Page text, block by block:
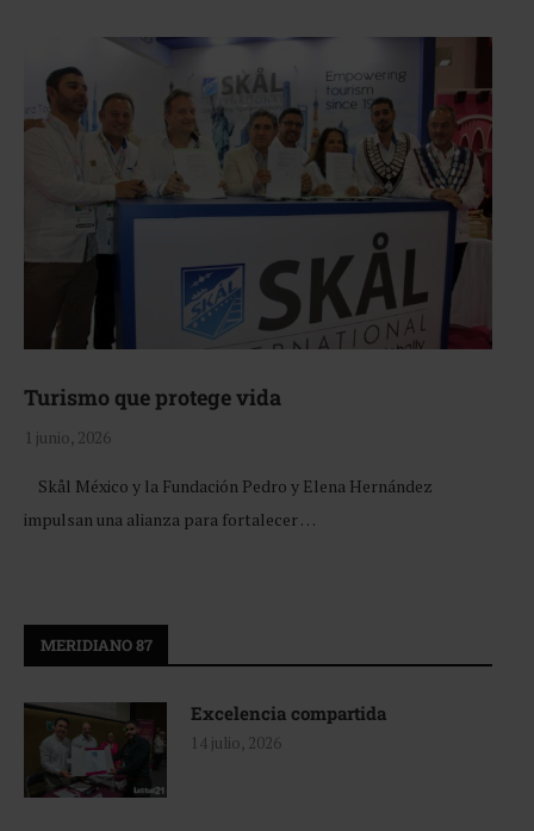
Turismo que protege vida
1 junio, 2026
Skål México y la Fundación Pedro y Elena Hernández
impulsan una alianza para fortalecer …
MERIDIANO 87
Excelencia compartida
14 julio, 2026